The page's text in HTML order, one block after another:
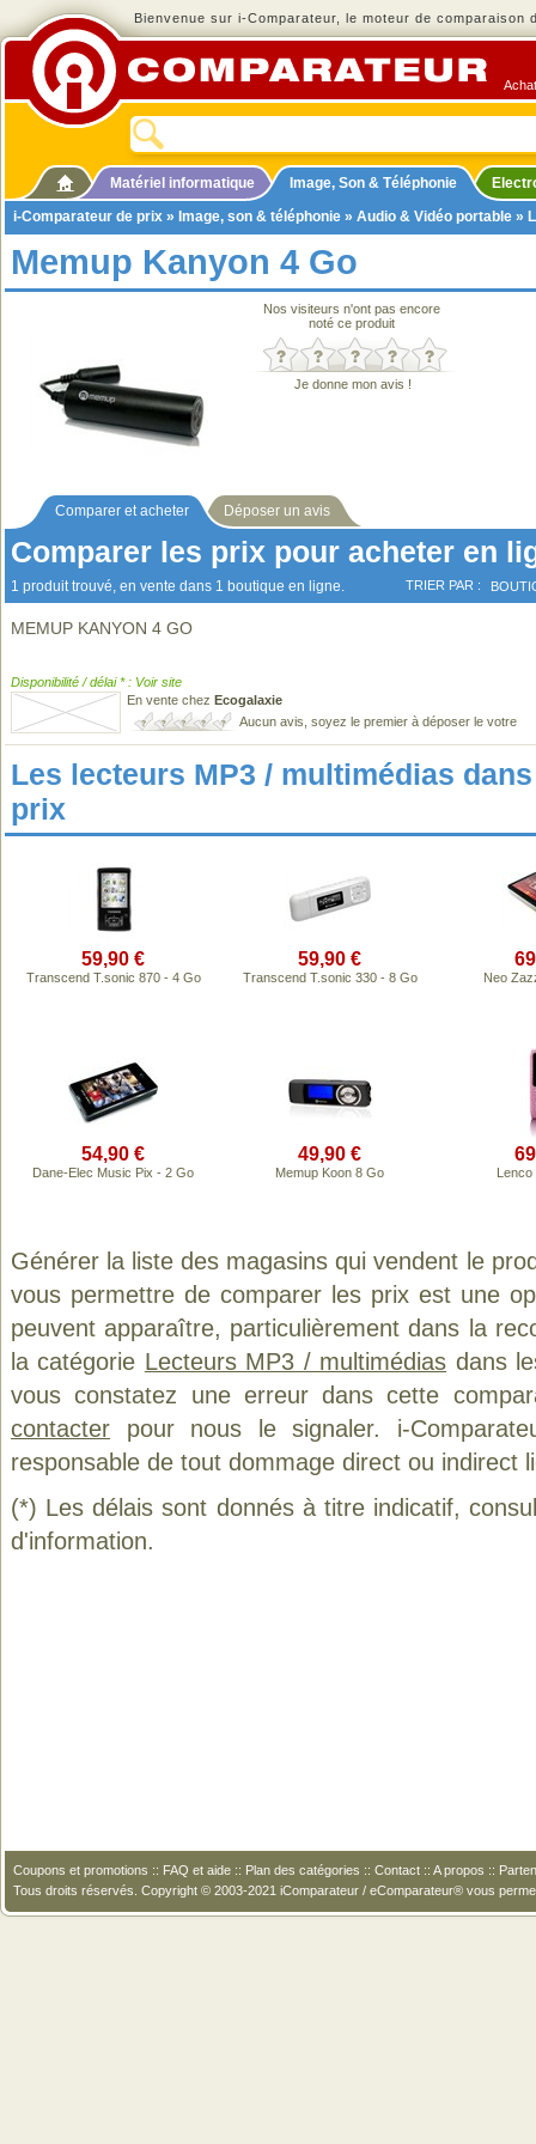
Bienvenue sur i-Comparateur, le moteur de comparaison
Matériel informatique Image, Son & Téléphonie
i-Comparateur de prix » Image, son & téléphonie » Audio & Vidéo portable »
Memup Kanyon 4 Go
Nos visiteurs n'ont pas encore
noté ce produit
Je donne mon avis !
Comparer et acheter Déposer un avis
Comparer les prix pour acheter en
1 produit trouvé, en vente dans 1 boutique en ligne. TRIER PAR :
MEMUP KANYON 4 GO
Disponibilité / délai * : Voir site
En vente chez Ecogalaxie
Aucun avis, soyez le premier à déposer le votre
Les lecteurs MP3 / multimédias
prix
59,90 €
Transcend T.sonic 870 - 4 Go
59,90 €
Transcend T.sonic 330 - 8 Go Neo
54,90 €
Dane-Elec Music Pix - 2 Go
49,90 €
Memup Koon 8 Go Lenco
Générer la liste des magasins qui vendent le
vous permettre de comparer les prix est une
peuvent apparaître, particulièrement dans la
la catégorie Lecteurs MP3 / multimédias dans
vous constatez une erreur dans cette
contacter pour nous le signaler. i-
responsable de tout dommage direct ou indirect
(*) Les délais sont donnés à titre indicatif,
d'information.
Coupons et promotions :: FAQ et aide :: Plan des catégories :: Contact :: A propos ::
Tous droits réservés. Copyright © 2003-2021 iComparateur / eComparateur® vous